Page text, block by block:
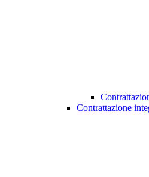
Contrattazione